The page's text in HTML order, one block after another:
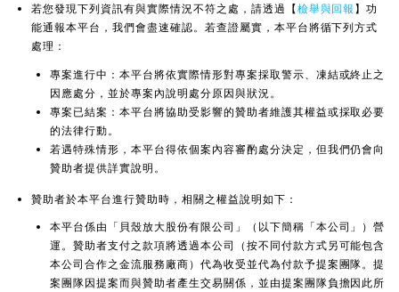
若您發現下列資訊有與實際情況不符之處，請透過【檢舉與回報】功
能通報本平台，我們會盡速確認。若查證屬實，本平台將循下列方式
處理：
專案進行中：本平台將依實際情形對專案採取警示、凍結或終止之
因應處分，並於專案內說明處分原因與狀況。
專案已結案：本平台將協助受影響的贊助者維護其權益或採取必要
的法律行動。
若遇特殊情形，本平台得依個案內容審酌處分決定，但我們仍會向
贊助者提供詳實說明。
贊助者於本平台進行贊助時，相關之權益說明如下：
本平台係由「貝殼放大股份有限公司」（以下簡稱「本公司」）營
運。贊助者支付之款項將透過本公司（按不同付款方式另可能包含
本公司合作之金流服務廠商）代為收受並代為付款予提案團隊。提
案團隊因提案而與贊助者產生交易關係，並由提案團隊負擔因此所